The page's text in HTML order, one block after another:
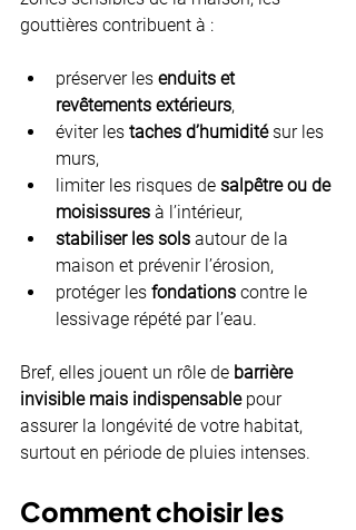
gouttières contribuent à :
préserver les enduits et
revêtements extérieurs,
éviter les taches d’humidité sur les
murs,
limiter les risques de salpêtre ou de
moisissures à l’intérieur,
stabiliser les sols autour de la
maison et prévenir l’érosion,
protéger les fondations contre le
lessivage répété par l’eau.
Bref, elles jouent un rôle de barrière
invisible mais indispensable pour
assurer la longévité de votre habitat,
surtout en période de pluies intenses.
Comment choisir les